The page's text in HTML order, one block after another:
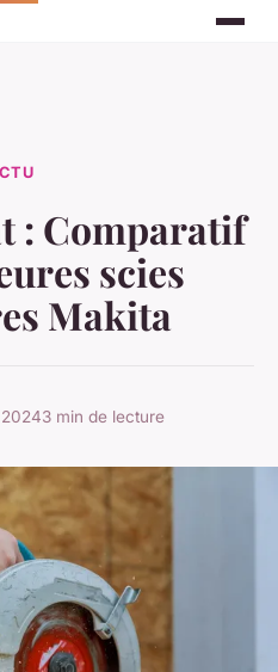
: Comparatif
scies
Makita
3 min de lecture